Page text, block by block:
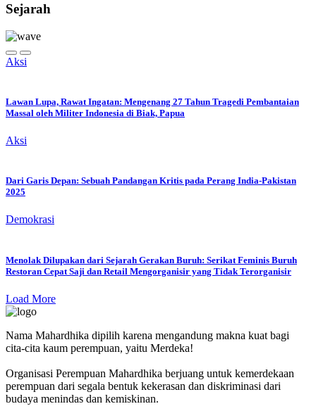
Sejarah
Aksi
Lawan Lupa, Rawat Ingatan: Mengenang 27 Tahun Tragedi Pembantaian
Massal oleh Militer Indonesia di Biak, Papua
Aksi
Dari Garis Depan: Sebuah Pandangan Kritis pada Perang India-Pakistan
2025
Demokrasi
Menolak Dilupakan dari Sejarah Gerakan Buruh: Serikat Feminis Buruh
Restoran Cepat Saji dan Retail Mengorganisir yang Tidak Terorganisir
Load More
Nama Mahardhika dipilih karena mengandung makna kuat bagi
cita-cita kaum perempuan, yaitu Merdeka!
Organisasi Perempuan Mahardhika berjuang untuk kemerdekaan
perempuan dari segala bentuk kekerasan dan diskriminasi dari
budaya menindas dan kemiskinan.